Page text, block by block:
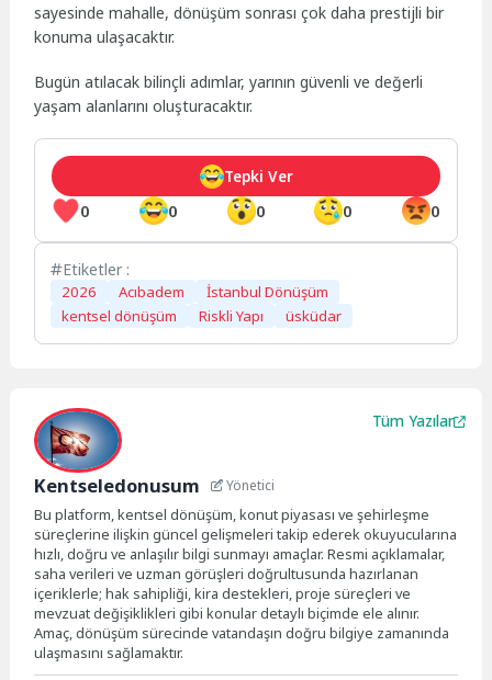
sayesinde mahalle, dönüşüm sonrası çok daha prestijli bir
konuma ulaşacaktır.
Bugün atılacak bilinçli adımlar, yarının güvenli ve değerli
yaşam alanlarını oluşturacaktır.
0 0 0 0 0
Tepki Ver
Etiketler :
2026 Acıbadem
İstanbul Dönüşüm
kentsel dönüşüm
Riskli Yapı üsküdar
Kentseledonusum Yönetici
Tüm Yazılar
Bu platform, kentsel dönüşüm, konut piyasası ve şehirleşme
süreçlerine ilişkin güncel gelişmeleri takip ederek okuyucularına
hızlı, doğru ve anlaşılır bilgi sunmayı amaçlar. Resmi açıklamalar,
saha verileri ve uzman görüşleri doğrultusunda hazırlanan
içeriklerle; hak sahipliği, kira destekleri, proje süreçleri ve
mevzuat değişiklikleri gibi konular detaylı biçimde ele alınır.
Amaç, dönüşüm sürecinde vatandaşın doğru bilgiye zamanında
ulaşmasını sağlamaktır.